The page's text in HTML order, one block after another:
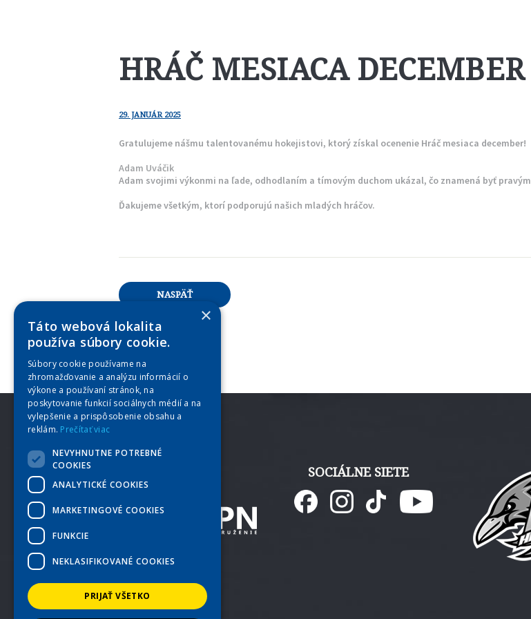
HRÁČ MESIACA DECEMBER
29. JANUÁR 2025
Gratulujeme nášmu talentovanému hokejistovi, ktorý získal ocenenie Hráč mesiaca december!
Adam Uváčik
Adam svojimi výkonmi na ľade, odhodlaním a tímovým duchom ukázal, čo znamená byť
Ďakujeme všetkým, ktorí podporujú našich mladých hráčov.
NASPÄŤ
SOCIÁLNE SIETE
×
Táto webová lokalita
používa súbory cookie.
Súbory cookie používame na
zhromažďovanie a analýzu informácií o
výkone a používaní stránok, na
poskytovanie funkcií sociálnych médií a na
vylepšenie a prispôsobenie obsahu a
reklám. Prečítať viac
NEVYHNUTNE POTREBNÉ
COOKIES
ANALYTICKÉ COOKIES
MARKETINGOVÉ COOKIES
FUNKCIE
NEKLASIFIKOVANÉ COOKIES
PRIJAŤ VŠETKO